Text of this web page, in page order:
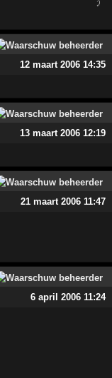
12 maart 2006 14:35
13 maart 2006 12:19
21 maart 2006 11:47
6 april 2006 11:24